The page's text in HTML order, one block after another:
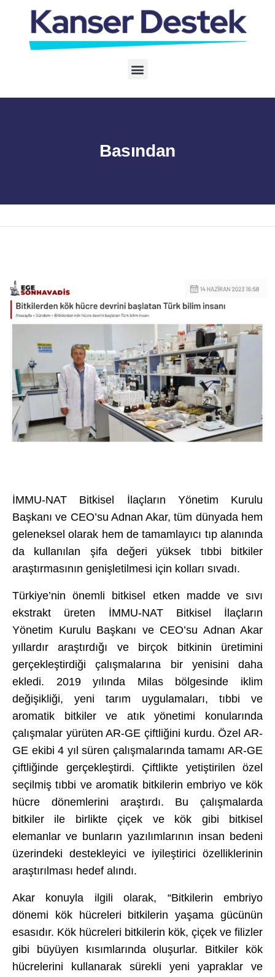
Basından
İMMU-NAT Bitkisel İlaçların Yönetim Kurulu
Başkanı ve CEO’su Adnan Akar, tüm dünyada hem
geleneksel olarak hem de tamamlayıcı tıp alanında
da kullanılan şifa değeri yüksek tıbbi bitkiler
araştırmasının genişletilmesi için kolları sıvadı.
Türkiye’nin önemli bitkisel etken madde ve sıvı
ekstrakt üreten İMMU-NAT Bitkisel İlaçların
Yönetim Kurulu Başkanı ve CEO’su Adnan Akar
yıllardır araştırdığı ve birçok bitkinin üretimini
gerçekleştirdiği çalışmalarına bir yenisini daha
ekledi. 2019 yılında Milas bölgesinde iklim
değişikliği, yeni tarım uygulamaları, tıbbi ve
aromatik bitkiler ve atık yönetimi konularında
çalışmalar yürüten AR-GE çiftliğini kurdu. Özel AR-
GE ekibi 4 yıl süren çalışmalarında tamamı AR-GE
çiftliğinde gerçekleştirdi. Çiftlikte yetiştirilen özel
seçilmiş tıbbi ve aromatik bitkilerin embriyo ve kök
hücre dönemlerini araştırdı. Bu çalışmalarda
bitkiler ile birlikte çiçek ve kök gibi bitkisel
elemanlar ve bunların yazılımlarının insan bedeni
üzerindeki destekleyici ve iyileştirici özelliklerinin
araştırılması hedef alındı.
Akar konuyla ilgili olarak, “Bitkilerin embriyo
dönemi kök hücreleri bitkilerin yaşama gücünün
esasıdır. Kök hücreleri bitkilerin kök, çiçek ve filizler
gibi büyüyen kısımlarında oluşurlar. Bitkiler kök
hücrelerini kullanarak sürekli yeni yapraklar ve